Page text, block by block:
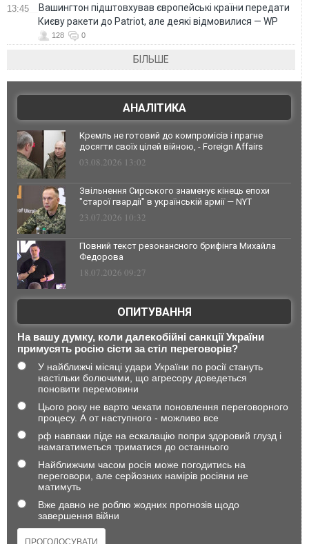
13:45
Вашингтон підштовхував європейські країни передати
Києву ракети до Patriot, але деякі відмовилися — WP
128 0
БІЛЬШЕ
АНАЛІТИКА
Кремль не готовий до компромісів і прагне
досягти своїх цілей війною, - Foreign Affairs
03.08.2026 13:02
Звільнення Сирського знаменує кінець епохи
"старої гвардії" в українській армії — NYT
23.07.2026 10:32
Повний текст резонансного брифінга Михайла
Федорова
18.07.2026 09:27
ОПИТУВАННЯ
На вашу думку, коли далекобійні санкції України
примусять росію сісти за стіл переговорів?
У найближчі місяці удари України по росії стануть
настільки болючими, що агресору доведеться
поновити перемовини
Цього року не варто чекати поновлення переговорного
процесу. А от наступного - можливо все
рф навпаки піде на ескалацію попри здоровий глузд і
намагатиметься триматися до останнього
Найближчим часом росія може погодитись на
переговори, але серйозних намірів росіяни не
матимуть
Вже давно не роблю жодних прогнозів щодо
завершення війни